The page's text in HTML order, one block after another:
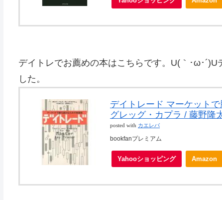
デイトレでお薦めの本はこちらです。U(｀･ω･
した。
デイトレード マーケット
グレッグ・カプラ / 藤野隆
posted with カエレバ
bookfanプレミアム
Yahooショッピング Amazon